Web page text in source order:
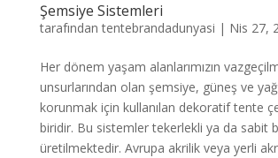
Şemsiye Sistemleri
tarafındantentebrandadunyasi | Nis 27,
Her dönem yaşam alanlarımızın
unsurlarından olan şemsiye, güneş ve
korunmak için kullanılan dekoratif tente
biridir. Bu sistemler tekerlekli ya da sabit
üretilmektedir. Avrupa akrilik veya yerli